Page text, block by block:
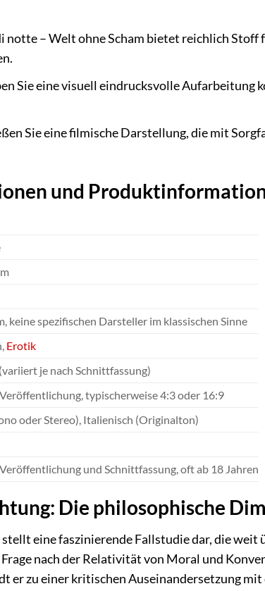
notte – Welt ohne Scham bietet reichlich Stoff
Sie eine visuell eindrucksvolle Aufarbeitung
Sie eine filmische Darstellung, die mit
und
keine spezifischen Darsteller im klassischen Sinne
Erotik
je nach Schnittfassung)
typischerweise 4:3 oder 16:9
oder Stereo), Italienisch (Originalton)
und Schnittfassung, oft ab 18 Jahren
Die philosophische
eine faszinierende Fallstudie dar, die weit
nach der Relativität von Moral und
er zu einer kritischen Auseinandersetzung